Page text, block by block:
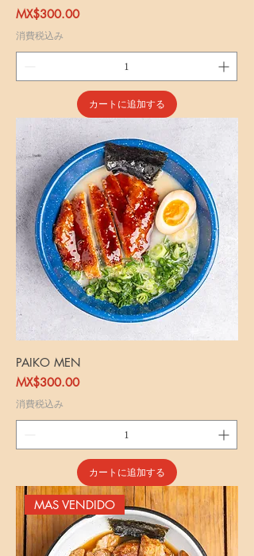
価格
MX$300.00
消費税込み
カートに追加する
PAIKO MEN
価格
MX$300.00
消費税込み
カートに追加する
MAS VENDIDO